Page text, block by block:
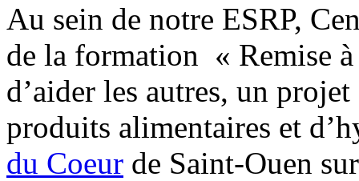
Au sein de notre ESRP,
de la formation « Remise
d’aider les autres, un
produits alimentaires et
du Coeur de Saint-Ouen